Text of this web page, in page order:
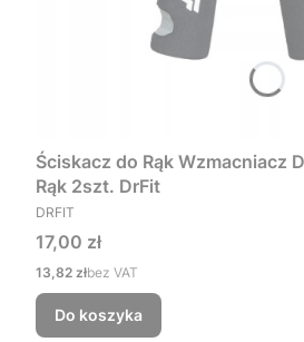
Ściskacz do Rąk Wzmacniacz
Rąk 2szt. DrFit
PRODUCENT
DRFIT
Cena
17,00 zł
Cena
13,82 złbez VAT
Do koszyka